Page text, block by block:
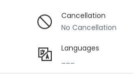
Cancellation
No Cancellation
Languages